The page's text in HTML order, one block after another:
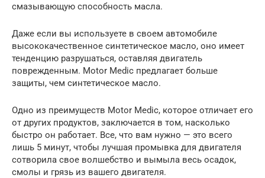
смазывающую способность масла.
Даже если вы используете в своем автомобиле
высококачественное синтетическое масло, оно имеет
тенденцию разрушаться, оставляя двигатель
поврежденным. Motor Medic предлагает больше
защиты, чем синтетическое масло.
Одно из преимуществ Motor Medic, которое отличает его
от других продуктов, заключается в том, насколько
быстро он работает. Все, что вам нужно — это всего
лишь 5 минут, чтобы лучшая промывка для двигателя
сотворила свое волшебство и вымыла весь осадок,
смолы и грязь из вашего двигателя.